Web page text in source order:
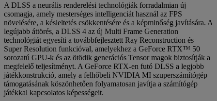
A DLSS a neurális renderelési technológiák forradalmian új
csomagja, amely mesterséges intelligenciát használ az FPS
növelésére, a késleltetés csökkentésére és a képminőség javítására. A
legújabb áttörés, a DLSS 4 az új Multi Frame Generation
technológiát egyesíti a továbbfejlesztett Ray Reconstruction és
Super Resolution funkcióval, amelyekhez a GeForce RTX™ 50
sorozatú GPU-k és az ötödik generációs Tensor magok biztosítják a
megfelelő teljesítményt. A GeForce RTX-en futó DLSS a legjobb
játékkonstrukció, amely a felhőbeli NVIDIA MI szuperszámítógép
támogatásának köszönhetően folyamatosan javítja a számítógép
játékkal kapcsolatos képességeit.